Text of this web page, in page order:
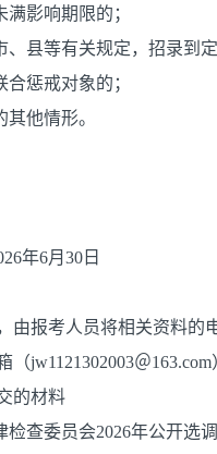
影响期限的；
、县等有关规定，招录到
惩戒对象的；
他情形。
年6月30日
由报考人员将相关资料的
jw1121302003＠163.com
的材料
检查委员会2026年公开选